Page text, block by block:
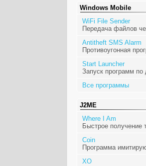
Windows Mobile
WiFi File Sender
Передача файлов
Antitheft SMS Alarm
Противоугонная
Start Launcher
Запуск программ по
Все программы
J2ME
Where I Am
Быстрое получение
Coin
Программа
XO